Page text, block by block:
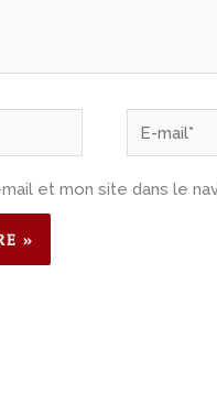
E-
mail*
et mon site dans le